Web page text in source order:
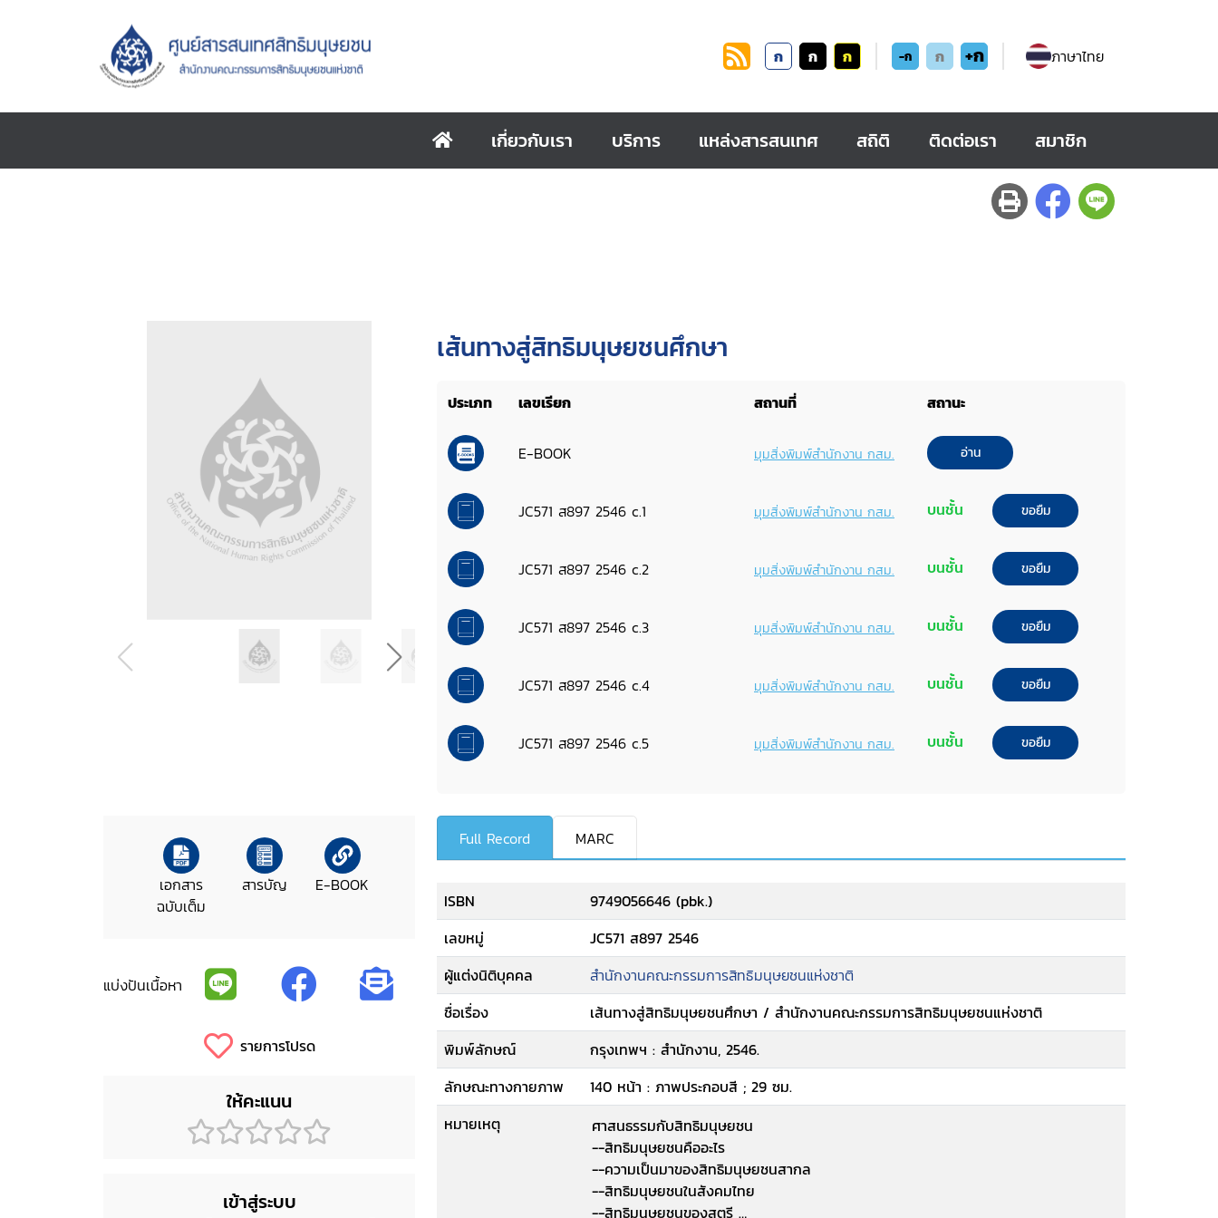
ก ก ก -ก ก +ก ภาษาไทย
เกี่ยวกับเรา บริการ แหล่งสารสนเทศ สถิติ ติดต่อเรา สมาชิก
เส้นทางสู่สิทธิมนุษยชนศึกษา
ประเภท เลขเรียก สถานที่ สถานะ
E-BOOK มุมสิ่งพิมพ์สำนักงาน กสม. อ่าน
JC571 ส897 2546 c.1 มุมสิ่งพิมพ์สำนักงาน กสม. บนชั้น ขอยืม
JC571 ส897 2546 c.2 มุมสิ่งพิมพ์สำนักงาน กสม. บนชั้น ขอยืม
JC571 ส897 2546 c.3 มุมสิ่งพิมพ์สำนักงาน กสม. บนชั้น ขอยืม
JC571 ส897 2546 c.4 มุมสิ่งพิมพ์สำนักงาน กสม. บนชั้น ขอยืม
JC571 ส897 2546 c.5 มุมสิ่งพิมพ์สำนักงาน กสม. บนชั้น ขอยืม
เอกสาร
ฉบับเต็ม
สารบัญ E-BOOK
แบ่งปันเนื้อหา
รายการโปรด
ให้คะแนน
เข้าสู่ระบบ
Full Record MARC
ISBN
9749056646 (pbk.)
เลขหมู่
JC571 ส897 2546
ผู้แต่งนิติบุคคล
สำนักงานคณะกรรมการสิทธิมนุษยชนแห่งชาติ
ชื่อเรื่อง
เส้นทางสู่สิทธิมนุษยชนศึกษา / สำนักงานคณะกรรมการสิทธิมนุษยชนแห่งชาติ
พิมพ์ลักษณ์
กรุงเทพฯ : สำนักงาน, 2546.
ลักษณะทางกายภาพ
140 หน้า : ภาพประกอบสี ; 29 ซม.
หมายเหตุ
ศาสนธรรมกับสิทธิมนุษยชน
--สิทธิมนุษยชนคืออะไร
--ความเป็นมาของสิทธิมนุษยชนสากล
--สิทธิมนุษยชนในสังคมไทย
--สิทธิมนุษยชนของสตรี